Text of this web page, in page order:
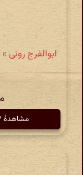
مشاهدهٔ ۱۷ مورد هم آهنگ دیگر از ابوالفرج رونی